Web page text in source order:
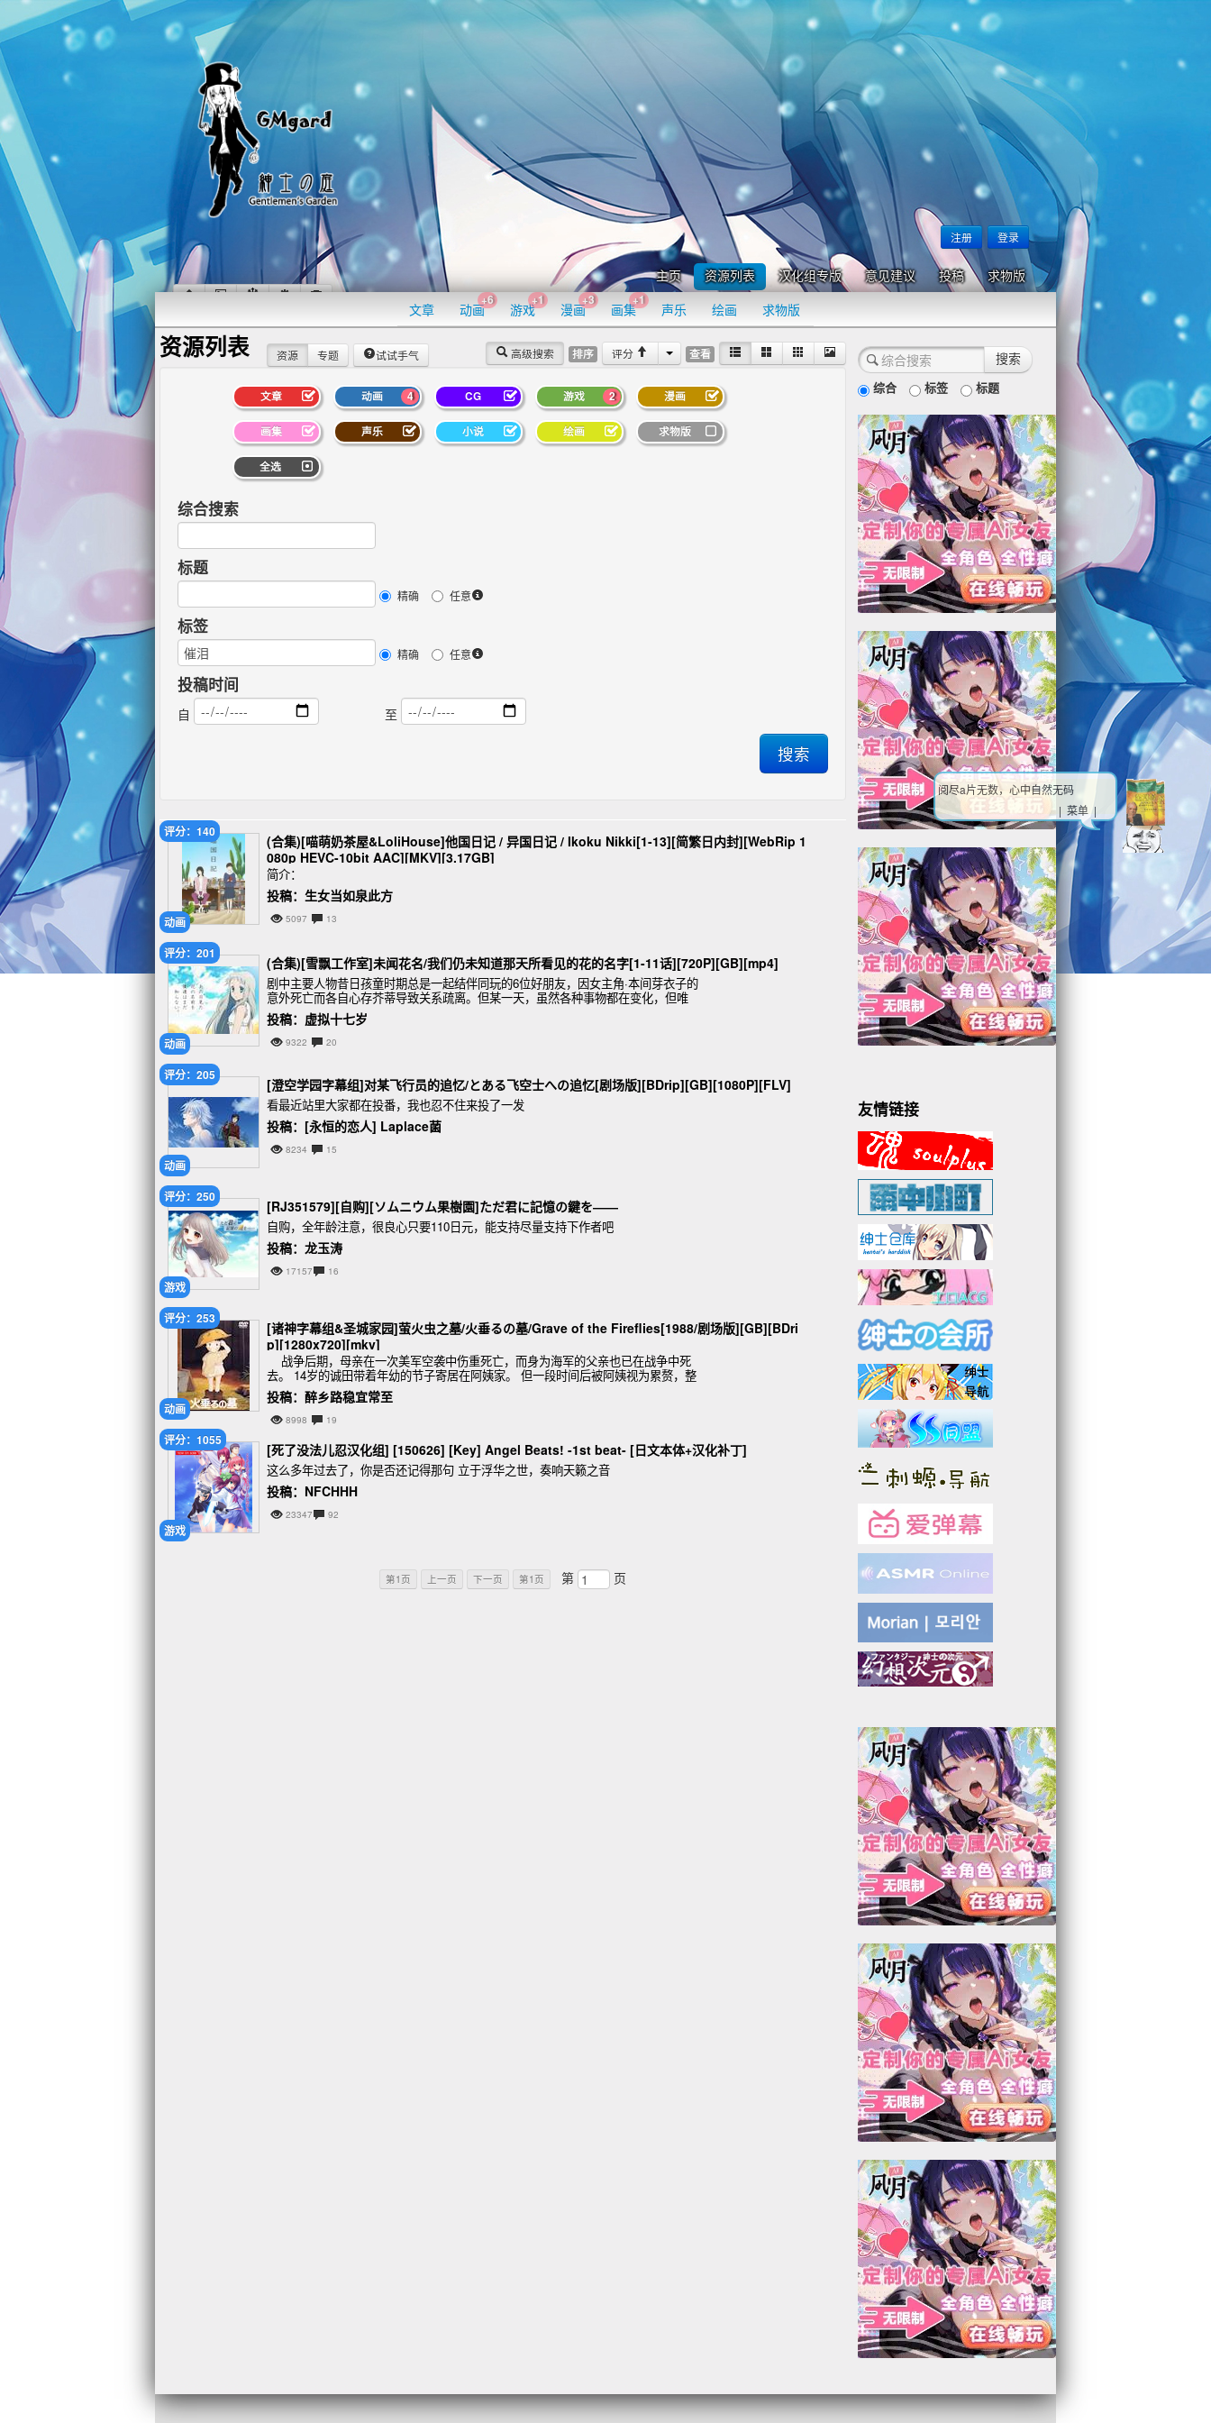
注册 登录
主页 资源列表 汉化组专版 意见建议 投稿 求物版
文章 动画
+6
游戏
+1
漫画
+3
画集
+1
声乐 绘画 求物版
资源列表 高级搜索 排序 评分 查看
资源 专题 试试手气
文章 4
动画 CG 2
游戏 漫画
画集 声乐 小说 绘画 求物版
全选
综合搜索
标题
精确 任意
标签
精确 任意
投稿时间
自 至
动画
评分：140
(合集)[喵萌奶茶屋&LoliHouse]他国日记 / 异国日记 / Ikoku Nikki[1-13][简繁日内封][WebRip 1
080p HEVC-10bit AAC][MKV][3.17GB]
简介：
投稿：生女当如泉此方
5097 13
动画
评分：201
(合集)[雪飘工作室]未闻花名/我们仍未知道那天所看见的花的名字[1-11话][720P][GB][mp4]
剧中主要人物昔日孩童时期总是一起结伴同玩的6位好朋友，因女主角·本间芽衣子的
意外死亡而各自心存芥蒂导致关系疏离。但某一天，虽然各种事物都在变化，但唯
独她不变的芽衣子却突然出现在已像隐蔽青
投稿：虚拟十七岁
9322 20
动画
评分：205
[澄空学园字幕组]对某飞行员的追忆/とある飞空士への追忆[剧场版][BDrip][GB][1080P][FLV]
看最近站里大家都在投番，我也忍不住来投了一发
投稿：[永恒的恋人] Laplace菌
8234 15
游戏
评分：250
[RJ351579][自购][ソムニウム果樹園]ただ君に記憶の鍵を――
自购，全年龄注意，很良心只要110日元，能支持尽量支持下作者吧
投稿：龙玉涛
17157 16
动画
评分：253
[诸神字幕组&圣城家园]萤火虫之墓/火垂るの墓/Grave of the Fireflies[1988/剧场版][GB][BDri
p][1280x720][mkv]
战争后期，母亲在一次美军空袭中伤重死亡，而身为海军的父亲也已在战争中死
去。 14岁的诚田带着年幼的节子寄居在阿姨家。 但一段时间后被阿姨视为累赘，整
日对兄妹俩冷言冷语，于是
投稿：醉乡路稳宜常至
8998 19
游戏
评分：1055
[死了没法儿忍汉化组] [150626] [Key] Angel Beats! -1st beat- [日文本体+汉化补丁]
这么多年过去了，你是否还记得那句 立于浮华之世，奏响天籁之音
投稿：NFCHHH
23347 92
第1页 上一页 下一页 第1页 第 页
综合 标签 标题
友情链接
阅尽a片无数，心中自然无码
| 菜单 |